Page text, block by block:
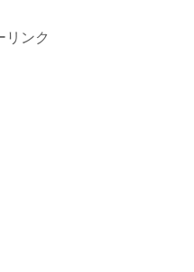
リンク